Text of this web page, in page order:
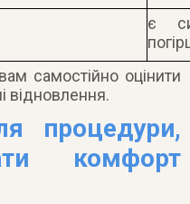
є
самостійно оцінити
відновлення.
процедури,
комфорт